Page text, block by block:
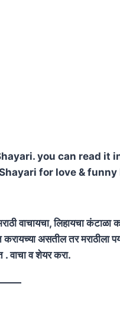
you can read it
for love &
वाचायचा, लिहायचा
असतील तर मराठीला
वाचा व शेयर करा.